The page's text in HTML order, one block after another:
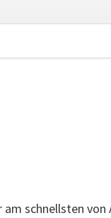
überspringen
schnellsten